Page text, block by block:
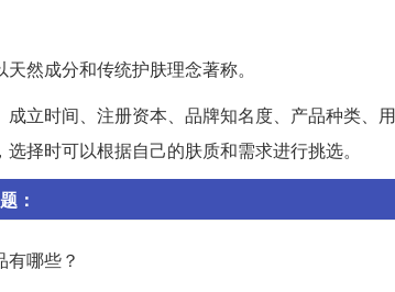
然成分和传统护肤理念著称。
成立时间、注册资本、品牌知名度、产品种类、
择时可以根据自己的肤质和需求进行挑选。
：
哪些？